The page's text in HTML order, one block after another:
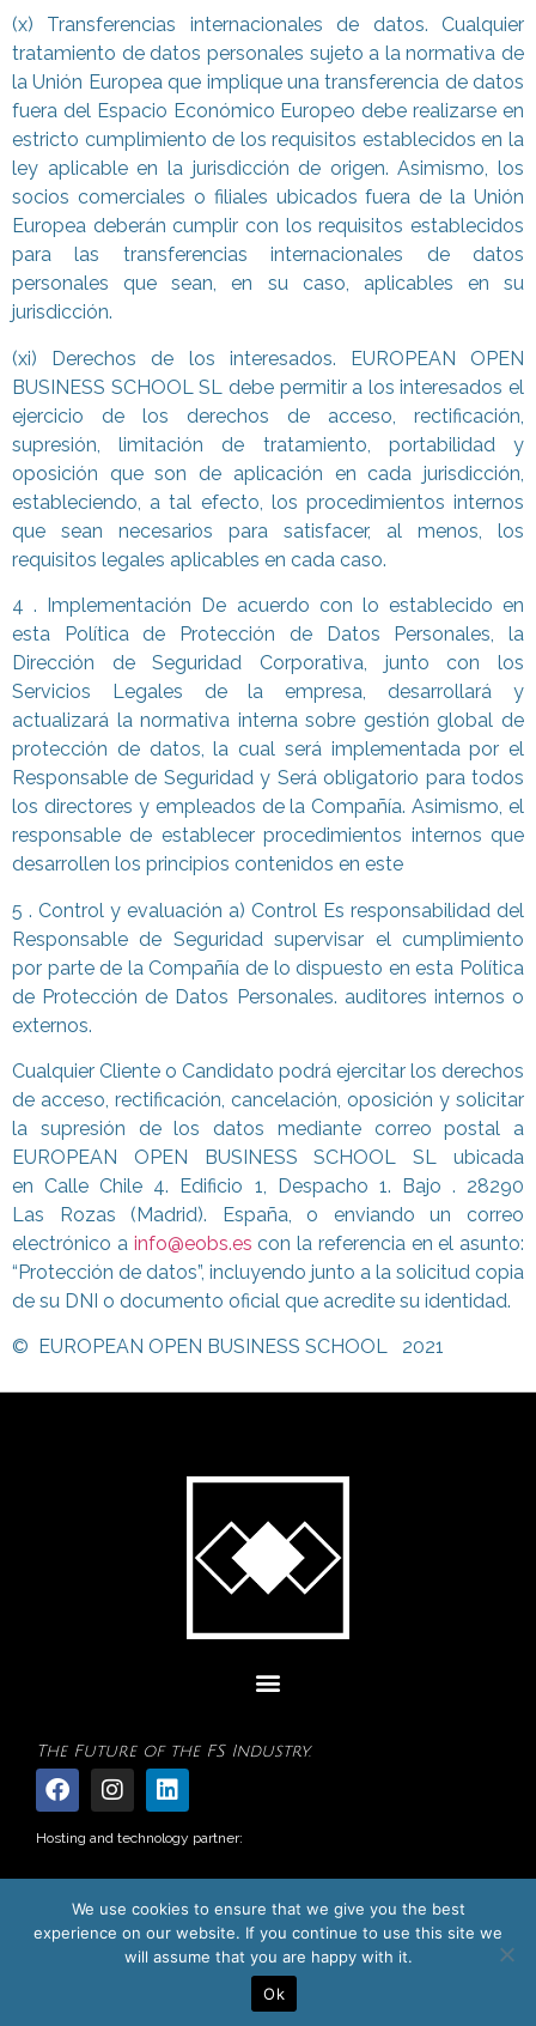
(x) Transferencias internacionales de datos. Cualquier
tratamiento de datos personales sujeto a la normativa de
la Unión Europea que implique una transferencia de datos
fuera del Espacio Económico Europeo debe realizarse en
estricto cumplimiento de los requisitos establecidos en la
ley aplicable en la jurisdicción de origen. Asimismo, los
socios comerciales o filiales ubicados fuera de la Unión
Europea deberán cumplir con los requisitos establecidos
para las transferencias internacionales de datos
personales que sean, en su caso, aplicables en su
jurisdicción.
(xi) Derechos de los interesados. EUROPEAN OPEN
BUSINESS SCHOOL SL debe permitir a los interesados el
ejercicio de los derechos de acceso, rectificación,
supresión, limitación de tratamiento, portabilidad y
oposición que son de aplicación en cada jurisdicción,
estableciendo, a tal efecto, los procedimientos internos
que sean necesarios para satisfacer, al menos, los
requisitos legales aplicables en cada caso.
4 . Implementación De acuerdo con lo establecido en
esta Política de Protección de Datos Personales, la
Dirección de Seguridad Corporativa, junto con los
Servicios Legales de la empresa, desarrollará y
actualizará la normativa interna sobre gestión global de
protección de datos, la cual será implementada por el
Responsable de Seguridad y Será obligatorio para todos
los directores y empleados de la Compañía. Asimismo, el
responsable de establecer procedimientos internos que
desarrollen los principios contenidos en este
5 . Control y evaluación a) Control Es responsabilidad del
Responsable de Seguridad supervisar el cumplimiento
por parte de la Compañía de lo dispuesto en esta Política
de Protección de Datos Personales. auditores internos o
externos.
Cualquier Cliente o Candidato podrá ejercitar los derechos
de acceso, rectificación, cancelación, oposición y solicitar
la supresión de los datos mediante correo postal a
EUROPEAN OPEN BUSINESS SCHOOL SL ubicada
en Calle Chile 4. Edificio 1, Despacho 1. Bajo . 28290
Las Rozas (Madrid). España, o enviando un correo
electrónico a info@eobs.es con la referencia en el asunto:
“Protección de datos”, incluyendo junto a la solicitud copia
de su DNI o documento oficial que acredite su identidad.
© EUROPEAN OPEN BUSINESS SCHOOL 2021
The Future of the FS Industry.
Hosting and technology partner:
FINANCE, INNOVATION & TECHNOLOGY | ALL RIGHTS RESERVED
We use cookies to ensure that we give you the best
experience on our website. If you continue to use this site we
will assume that you are happy with it.
Ok